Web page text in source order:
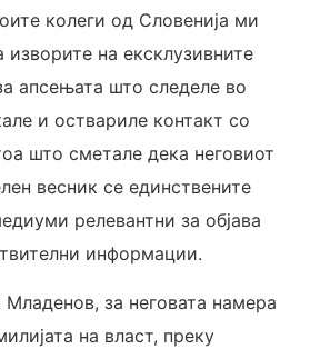
колеги од Словенија ми
изворите на ексклузивните
апсењата што следеле во
и оствариле контакт со
што сметале дека неговиот
весник се единствените
релевантни за објава
информации.
Младенов, за неговата намера
на власт, преку